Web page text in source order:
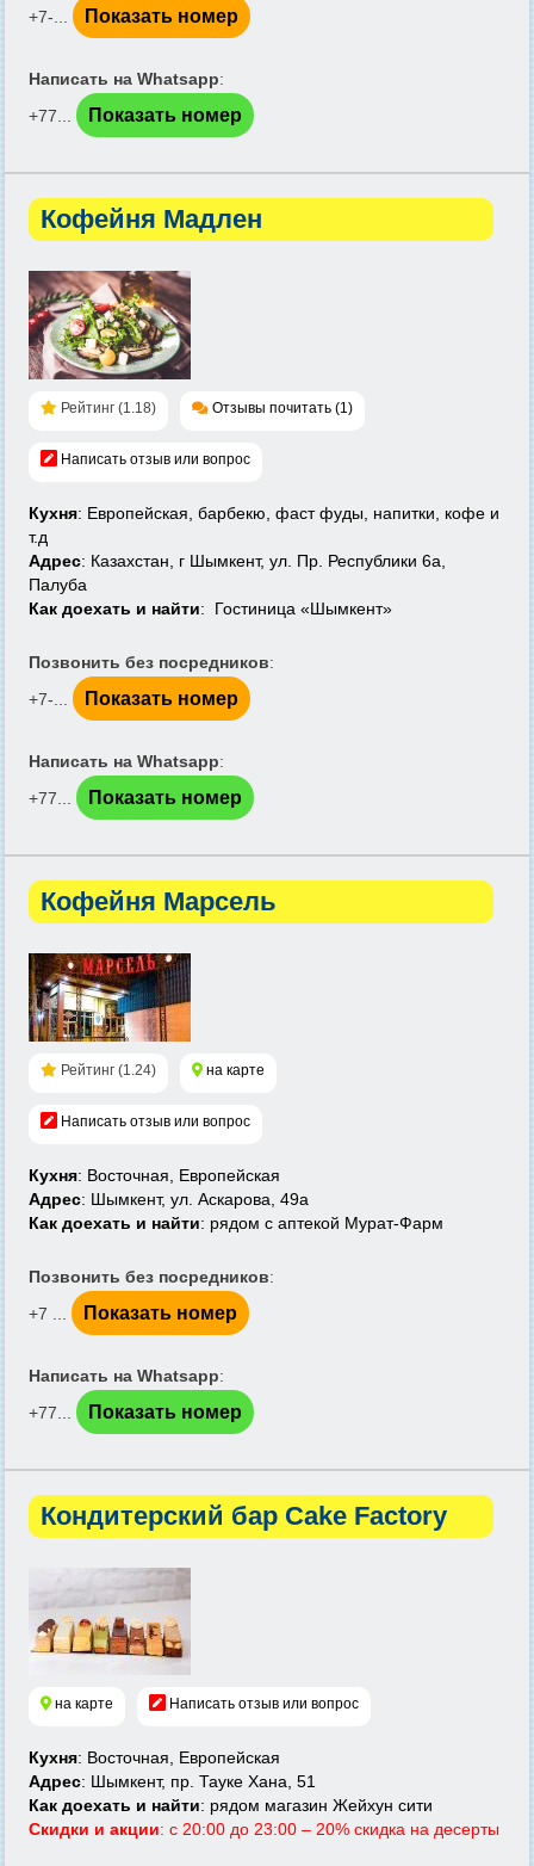
+7-... Показать номер
Написать на Whatsapp:
+77...
Показать номер
Кофейня Мадлен
Рейтинг (1.18) Отзывы почитать (1)
Написать отзыв или вопрос
Кухня: Европейская, барбекю, фаст фуды, напитки, кофе и
т.д
Адрес: Казахстан, г Шымкент, ул. Пр. Республики 6а,
Палуба
Как доехать и найти: Гостиница «Шымкент»
Позвонить без посредников:
+7-...
Показать номер
Написать на Whatsapp:
+77...
Показать номер
Кофейня Марсель
Рейтинг (1.24) на карте
Написать отзыв или вопрос
Кухня: Восточная, Европейская
Адрес: Шымкент, ул. Аскарова, 49а
Как доехать и найти: рядом с аптекой Мурат-Фарм
Позвонить без посредников:
+7 ...
Показать номер
Написать на Whatsapp:
+77...
Показать номер
Кондитерский бар Cake Factory
на карте Написать отзыв или вопрос
Кухня: Восточная, Европейская
Адрес: Шымкент, пр. Тауке Хана, 51
Как доехать и найти: рядом магазин Жейхун сити
Скидки и акции: с 20:00 до 23:00 – 20% скидка на десерты